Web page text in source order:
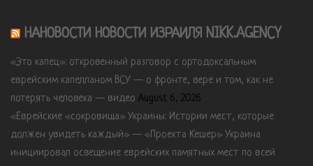
НАНОВОСТИ НОВОСТИ ИЗРАИЛЯ NIKK.AGENCY
«Это капец»: откровенный разговор с ортодоксальным
еврейским капелланом ВСУ — о фронте, вере и том, как не
потерять человека — видео August 6, 2026
«Еврейские «сокровища» Украины: Истории мест, которые
должен увидеть каждый» — «Проекта Кешер» Украина
инициировал освещение еврейских памятных мест по всей